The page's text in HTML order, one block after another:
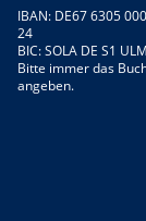
IBAN: DE67 6305
24
BIC: SOLA DE S1 ULM
Bitte immer das
angeben.